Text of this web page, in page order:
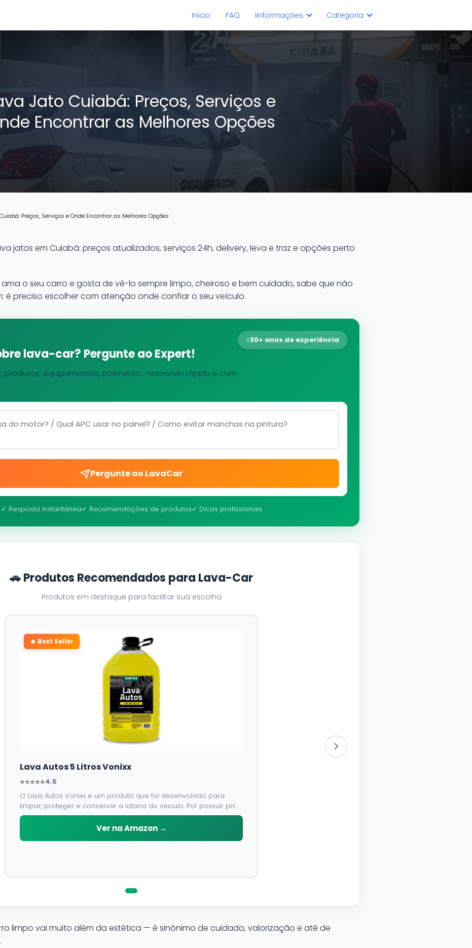
Inicio FAQ Iinformações Categoria
Jato Cuiabá: Preços, Serviços e
Encontrar as Melhores Opções
Preços, Serviços e Onde Encontrar as Melhores Opções
jatos em Cuiabá: preços atualizados, serviços 24h, delivery, leva e traz e opções perto
o seu carro e gosta de vê-lo sempre limpo, cheiroso e bem cuidado, sabe que não
é preciso escolher com atenção onde confiar o seu veículo.
lava-car? Pergunte ao Expert!
produtos, equipamentos, polimento... respondo rápido e com
30+ anos de experiência
Pergunte ao LavaCar
✓ Resposta instantânea✓ Recomendações de produtos✓ Dicas profissionais
🚗 Produtos Recomendados para Lava-Car
Produtos em destaque para facilitar sua escolha
🔥 Best Seller
Lava Autos 5 Litros Vonixx
⭐⭐⭐⭐⭐4.5
O Lava Autos Vonixx e um produto que foi desenvolvido para
limpar, proteger e conservar a lataria do veiculo. Por possuir pH
neutro, pode ser aplicado em qualquer superficie sem correr o
Ver na Amazon →
limpo vai muito além da estética — é sinônimo de cuidado, valorização e até de